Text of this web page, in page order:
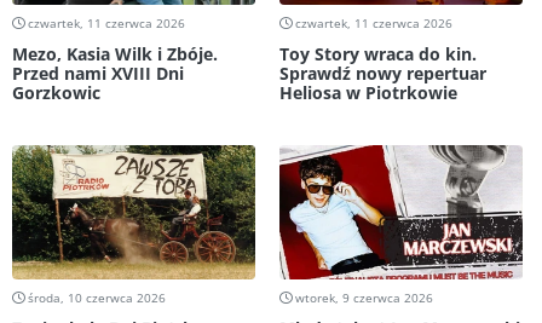
czwartek, 11 czerwca 2026
Mezo, Kasia Wilk i Zbóje.
Przed nami XVIII Dni
Gorzkowic
czwartek, 11 czerwca 2026
Toy Story wraca do kin.
Sprawdź nowy repertuar
Heliosa w Piotrkowie
środa, 10 czerwca 2026 wtorek, 9 czerwca 2026